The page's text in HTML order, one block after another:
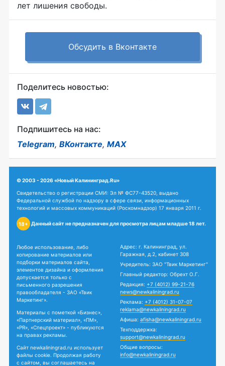
лет лишения свободы.
Обсудить в Вконтакте
Поделитесь новостью:
Подпишитесь на нас:
Telegram, ВКонтакте, MAX
© 2003 - 2026 «Новый Калининград.Ru»
Свидетельство о регистрации СМИ: Эл № ФС77-43520, выдано
Федеральной службой по надзору в сфере связи, информационных
технологий и массовых коммуникаций (Роскомнадзор) 17 января 2011 г.
18+ Данный сайт не предназначен для просмотра лицам младше 18 лет.
Любое использование, либо
копирование материалов или
подборки материалов сайта,
элементов дизайна и оформления
допускается только с
письменного разрешения
правообладателя - ЗАО «Твик
Маркетинг».
Материалы с пометкой «Бизнес»,
«Партнерский материал», «ПМ»,
«PR», «Спецпроект» - публикуются
на правах рекламы.
Сайт newkaliningrad.ru использует
файлы cookie. Продолжая работу
с сайтом, вы соглашаетесь на
Адрес: г. Калининград, ул.
Гаражная, д.2, кабинет 308
Учредитель: ЗАО "Твик Маркетинг"
Главный редактор: Обрехт О.Г.
Редакция: +7 (4012) 99-21-76
news@newkaliningrad.ru
Реклама: +7 (4012) 31-07-07
reklama@newkaliningrad.ru
Афиша: afisha@newkaliningrad.ru
Техподдержка:
support@newkaliningrad.ru
Общие вопросы:
info@newkaliningrad.ru